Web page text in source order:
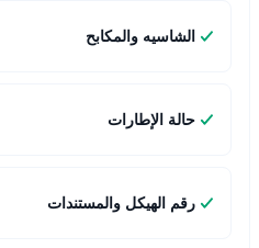
الشاسيه والمكابح
حالة الإطارات
رقم الهيكل والمستندات